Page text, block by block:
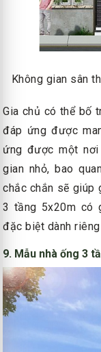
Không gian sân
Gia chủ có thể bố
đáp ứng được
ứng được một
gian nhỏ, bao
chắc chắn sẽ giúp
3 tầng 5x20m có
đặc biệt dành
9. Mẫu nhà ống 3